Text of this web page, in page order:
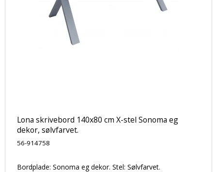
Lona skrivebord 140x80 cm X-stel Sonoma eg
dekor, sølvfarvet.
56-914758
Bordplade: Sonoma eg dekor. Stel: Sølvfarvet.